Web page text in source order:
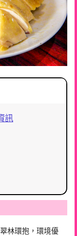
訊
林環抱，環境優